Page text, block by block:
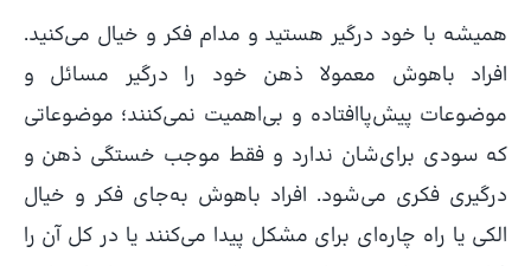
همیشه با خود درگیر هستید و مدام فکر و خیال‌ می‌کنید.
افراد باهوش معمولا ذهن خود را درگیر مسائل و
موضوعات پیش‌پا‌افتاده و بی‌اهمیت نمی‌کنند؛ موضوعاتی
که سودی برای‌شان ندارد و فقط موجب خستگی ذهن و
درگیری فکری می‌شود. افراد باهوش به‌جای فکر و خیال
الکی یا راه چاره‌ای برای مشکل پیدا می‌کنند یا در کل آن را